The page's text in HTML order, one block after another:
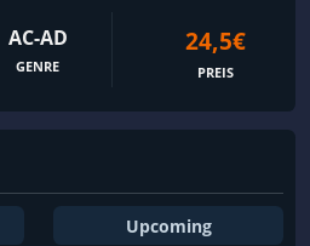
AC-AD
GENRE
24,5€
PREIS
Upcoming